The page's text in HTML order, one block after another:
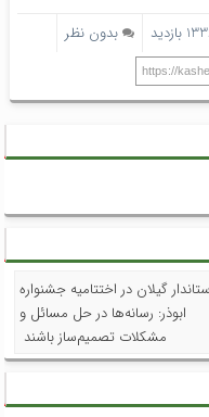
بدون نظر
https://
گیلان در اختتامیه جشنواره
ابوذر: رسانه‌ها در حل مسائل و
مشکلات تصمیم‌ساز باشند